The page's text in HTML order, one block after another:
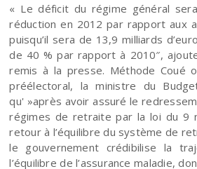
« Le déficit du régime général
réduction en 2012 par rapport aux
puisqu’il sera de 13,9 milliards
de 40 % par rapport à 2010″,
remis à la presse. Méthode Coué
préélectoral, la ministre du
qu' »après avoir assuré le
régimes de retraite par la loi du 9
retour à l’équilibre du système de
le gouvernement crédibilise la
l’équilibre de l’assurance maladie,